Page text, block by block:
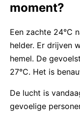
moment?
Een zachte 24°C
helder. Er drijven
hemel. De
27°C. Het is
De lucht is
gevoelige